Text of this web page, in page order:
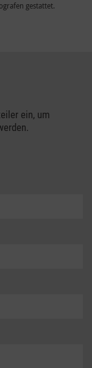
gestattet.
ein, um